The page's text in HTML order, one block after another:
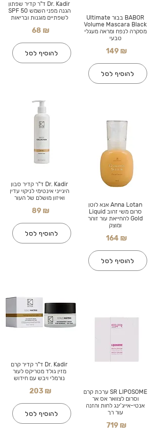
Dr. Kadir ד"ר קדיר שפתון
הגנה מפני השמש SPF 50
לשפתיים מוגנות ובריאות
68 ₪
להוסיף לסל
Dr. Kadir ד"ר קדיר סבון
היגייני אינטימי לניקוי עדין
ואיזון מושלם של העור
89 ₪
להוסיף לסל
Dr. Kadir ד"ר קדיר קרם
מזין גולד מטריקס לעור
נורמלי ויבש עם חידוש
203 ₪
להוסיף לסל
BABOR בבור Ultimate
Volume Mascara Black
מסקרה לנפח ומראה מעגלי
טבעי
149 ₪
להוסיף לסל
Anna Lotan אנא לוטן
סרום משי זהוב Liquid
Gold להחייאת עור זוהר
ומוצק
164 ₪
להוסיף לסל
SR LIPOSOME ערכת קרם
וסרום לצוואר אס אר
אנטי-אייג'ינג לחות והזנה
עור רך
719 ₪